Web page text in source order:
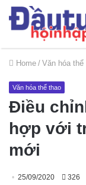
Home / Văn hóa thể
Văn hóa thể thao
Điều
hợp với
mới
25/09/2020 326